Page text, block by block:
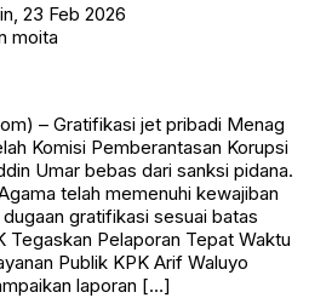
23 Feb 2026
moita
– Gratifikasi jet pribadi Menag
Komisi Pemberantasan Korupsi
Umar bebas dari sanksi pidana.
telah memenuhi kewajiban
gratifikasi sesuai batas
Tegaskan Pelaporan Tepat Waktu
Publik KPK Arif Waluyo
laporan […]